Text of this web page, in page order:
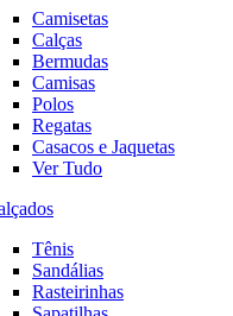
Camisetas
Calças
Bermudas
Camisas
Polos
Regatas
Casacos e Jaquetas
Ver Tudo
Tênis
Sandálias
Rasteirinhas